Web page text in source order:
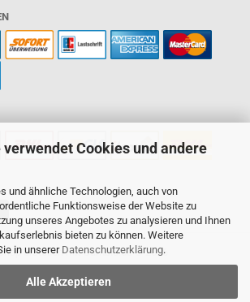
verwendet Cookies und andere
und ähnliche Technologien, auch von
Funktionsweise der Website zu
unseres Angebotes zu analysieren und Ihnen
bieten zu können. Weitere
in unserer Datenschutzerklärung.
Alle Akzeptieren
erstellenmit Gambio.de © 2026